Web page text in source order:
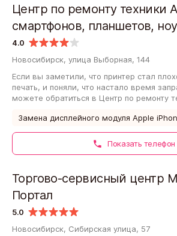
4.0
Центр по ремонту техники
смартфонов, планшетов,
телевизоров и оргтехники
включения на Выборной
Новосибирск, улица Выборная, 144
Если вы заметили, что принтер стал
печать, и поняли, что настало время
можете обратиться в Центр по ремонту
Показать телефон
Замена дисплейного модуля Apple
5.0
Торгово-сервисный центр
Портал
Новосибирск, Сибирская улица, 57